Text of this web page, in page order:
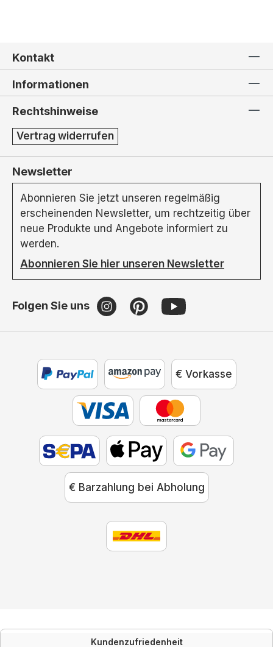
Kontakt
Informationen
Rechtshinweise
Vertrag widerrufen
Newsletter
Abonnieren Sie jetzt unseren regelmäßig
erscheinenden Newsletter, um rechtzeitig über
neue Produkte und Angebote informiert zu
werden.
Abonnieren Sie hier unseren Newsletter
Folgen Sie uns
€ Vorkasse
€ Barzahlung bei Abholung
Kundenzufriedenheit